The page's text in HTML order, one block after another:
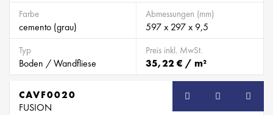
Farbe
cemento (grau)
Abmessungen (mm)
597 x 297 x 9,5
Typ
Boden / Wandfliese
Preis inkl. MwSt.
35,22 € / m²
SB
CAVF0020
FUSION